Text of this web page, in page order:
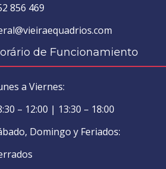
856 469
de Funcionamiento
a Viernes:
– 12:00 | 13:30 – 18:00
Domingo y Feriados: